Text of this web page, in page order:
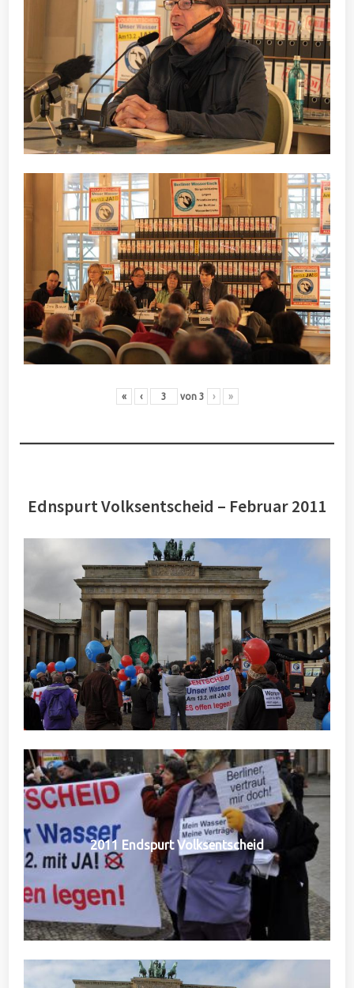
« ‹ von 3 › »
Ednspurt Volksentscheid – Februar 2011
2011 Endspurt Volksentscheid